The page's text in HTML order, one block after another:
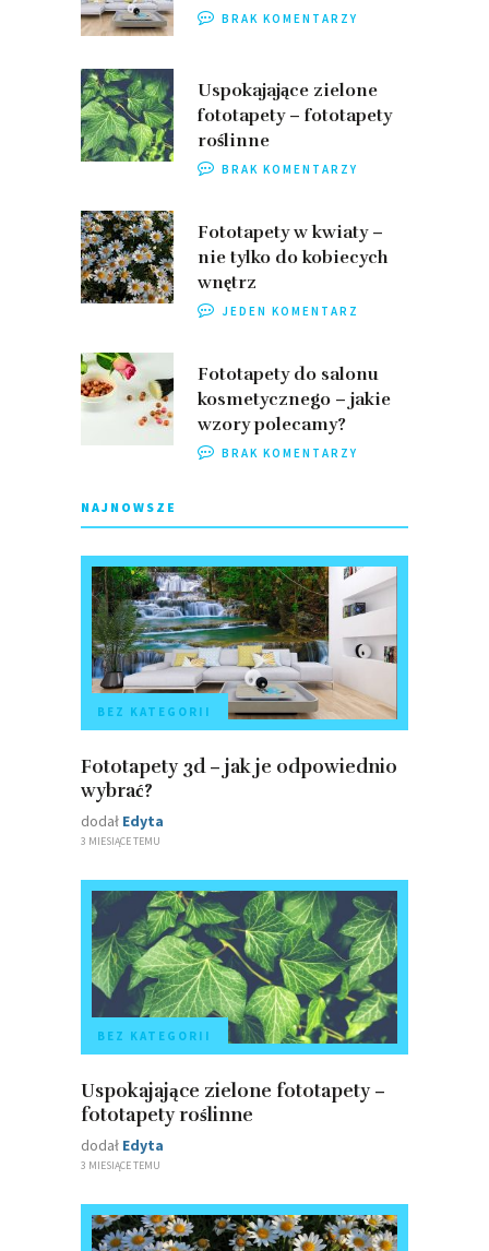
BRAK KOMENTARZY
Uspokajające zielone
fototapety – fototapety
roślinne
BRAK KOMENTARZY
Fototapety w kwiaty –
nie tylko do kobiecych
wnętrz
JEDEN KOMENTARZ
Fototapety do salonu
kosmetycznego – jakie
wzory polecamy?
BRAK KOMENTARZY
NAJNOWSZE
BEZ KATEGORII
Fototapety 3d – jak je odpowiednio
wybrać?
dodał Edyta
3 MIESIĄCE TEMU
BEZ KATEGORII
Uspokajające zielone fototapety –
fototapety roślinne
dodał Edyta
3 MIESIĄCE TEMU